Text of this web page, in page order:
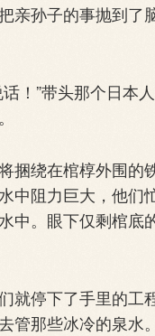
孙子的事抛到了
”带头那个日本
绕在棺椁外围的
中阻力巨大，他
中。眼下仅剩棺
停下了手里的工
管那些冰冷的泉水。